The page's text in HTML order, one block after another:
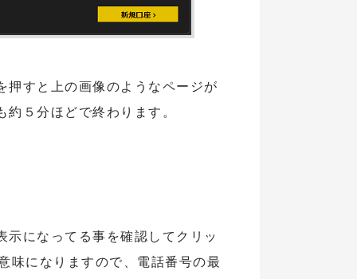
押すと上の画像のようなページが
５分ほどで終わります。
になってる事を確認してクリッ
味になりますので、電話番号の最